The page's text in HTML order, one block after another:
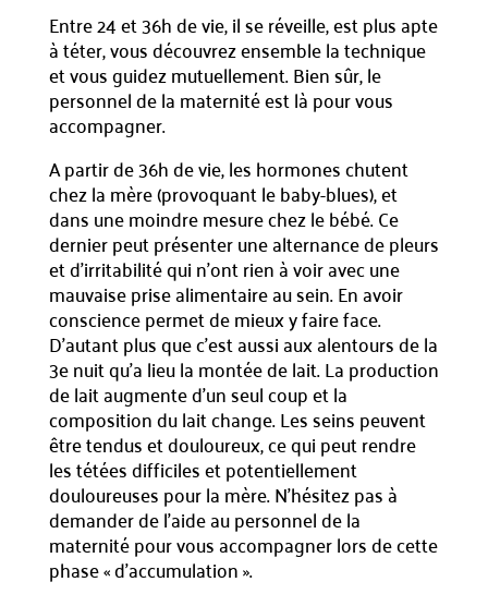
Entre 24 et 36h de vie, il se réveille, est plus apte
à téter, vous découvrez ensemble la technique
et vous guidez mutuellement. Bien sûr, le
personnel de la maternité est là pour vous
accompagner.
A partir de 36h de vie, les hormones chutent
chez la mère (provoquant le baby-blues), et
dans une moindre mesure chez le bébé. Ce
dernier peut présenter une alternance de pleurs
et d’irritabilité qui n’ont rien à voir avec une
mauvaise prise alimentaire au sein. En avoir
conscience permet de mieux y faire face.
D’autant plus que c’est aussi aux alentours de la
3e nuit qu’a lieu la montée de lait. La production
de lait augmente d’un seul coup et la
composition du lait change. Les seins peuvent
être tendus et douloureux, ce qui peut rendre
les tétées difficiles et potentiellement
douloureuses pour la mère. N’hésitez pas à
demander de l’aide au personnel de la
maternité pour vous accompagner lors de cette
phase « d’accumulation ».